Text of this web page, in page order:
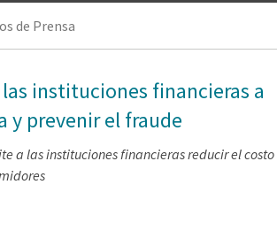
de Prensa
instituciones financieras a
y prevenir el fraude
a las instituciones financieras reducir el costo